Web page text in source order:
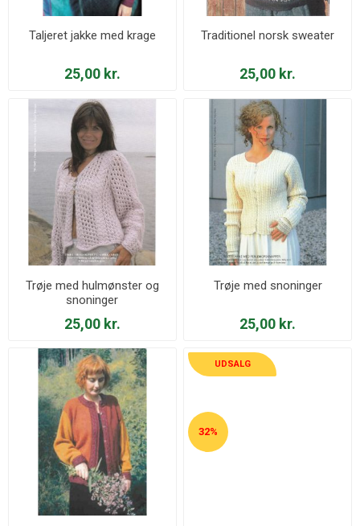
Taljeret jakke med krage
25,00 kr.
Traditionel norsk sweater
25,00 kr.
Trøje med hulmønster og
snoninger
25,00 kr.
Trøje med snoninger
25,00 kr.
UDSALG
32%